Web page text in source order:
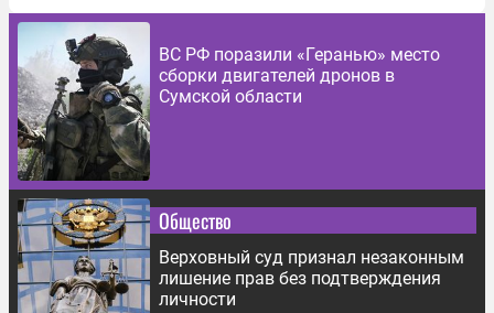
ВС РФ поразили «Геранью» место
сборки двигателей дронов в
Сумской области
Общество
Верховный суд признал незаконным
лишение прав без подтверждения
личности